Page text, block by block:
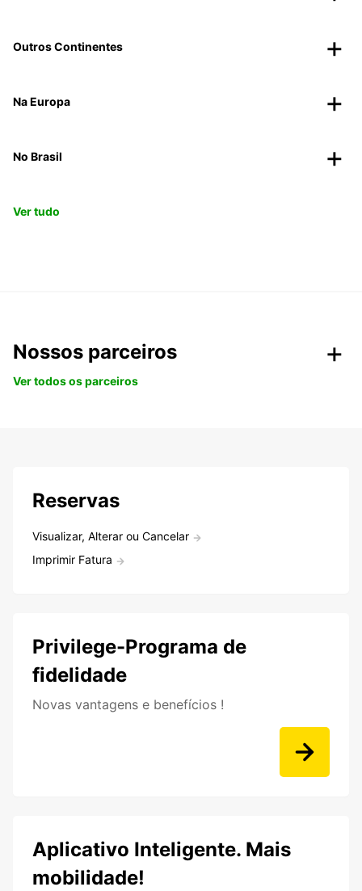
Outros Continentes
Na Europa
No Brasil
Ver tudo
Nossos parceiros
Ver todos os parceiros
Reservas
Visualizar, Alterar ou Cancelar
Imprimir Fatura
Privilege-Programa de
fidelidade
Novas vantagens e benefícios !
Aplicativo Inteligente. Mais
mobilidade!